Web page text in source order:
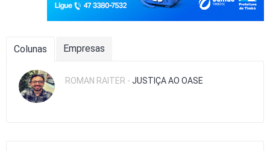
Colunas Empresas
ROMAN RAITER - JUSTIÇA AO OASE